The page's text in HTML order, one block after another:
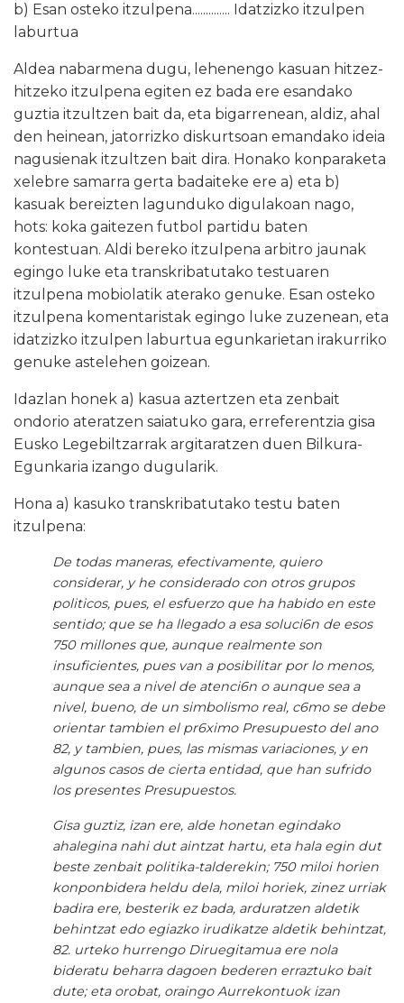
b) Esan osteko itzulpena.............. Idatzizko itzulpen
laburtua
Aldea nabarmena dugu, lehenengo kasuan hitzez-
hitzeko itzulpena egiten ez bada ere esandako
guztia itzultzen bait da, eta bigarrenean, aldiz, ahal
den heinean, jatorrizko diskurtsoan emandako ideia
nagusienak itzultzen bait dira. Honako konparaketa
xelebre samarra gerta badaiteke ere a) eta b)
kasuak bereizten lagunduko digulakoan nago,
hots: koka gaitezen futbol partidu baten
kontestuan. Aldi bereko itzulpena arbitro jaunak
egingo luke eta transkribatutako testuaren
itzulpena mobiolatik aterako genuke. Esan osteko
itzulpena komentaristak egingo luke zuzenean, eta
idatzizko itzulpen laburtua egunkarietan irakurriko
genuke astelehen goizean.
Idazlan honek a) kasua aztertzen eta zenbait
ondorio ateratzen saiatuko gara, erreferentzia gisa
Eusko Legebiltzarrak argitaratzen duen Bilkura-
Egunkaria izango dugularik.
Hona a) kasuko transkribatutako testu baten
itzulpena:
De todas maneras, efectivamente, quiero
considerar, y he considerado con otros grupos
politicos, pues, el esfuerzo que ha habido en este
sentido; que se ha llegado a esa soluci6n de esos
750 millones que, aunque realmente son
insuficientes, pues van a posibilitar por lo menos,
aunque sea a nivel de atenci6n o aunque sea a
nivel, bueno, de un simbolismo real, c6mo se debe
orientar tambien el pr6ximo Presupuesto del ano
82, y tambien, pues, las mismas variaciones, y en
algunos casos de cierta entidad, que han sufrido
los presentes Presupuestos.
Gisa guztiz, izan ere, alde honetan egindako
ahalegina nahi dut aintzat hartu, eta hala egin dut
beste zenbait politika-talderekin; 750 miloi horien
konponbidera heldu dela, miloi horiek, zinez urriak
badira ere, besterik ez bada, arduratzen aldetik
behintzat edo egiazko irudikatze aldetik behintzat,
82. urteko hurrengo Diruegitamua ere nola
bideratu beharra dagoen bederen erraztuko bait
dute; eta orobat, oraingo Aurrekontuok izan